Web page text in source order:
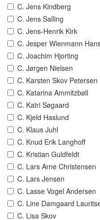
C. Jens Kindberg
C. Jens Salling
C. Jens-Henrik Kirk
C. Jesper Wienmann
C. Joachim Hjorting
C. Jørgen Nielsen
C. Karsten Skov Petersen
C. Katarina Ammitzbøll
C. Katri Søgaard
C. Kjeld Haslund
C. Klaus Juhl
C. Knud Erik Langhoff
C. Kristian Guldfeldt
C. Lars Arne Christensen
C. Lars Jensen
C. Lasse Vogel Andersen
C. Line Damgaard
C. Lisa Skov